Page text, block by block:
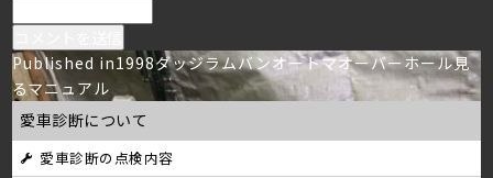
投
稿
ナ
Published in1998ダッジラムバンオートマオーバーホール見
るマニュアル
愛車診断について
愛車診断の点検内容